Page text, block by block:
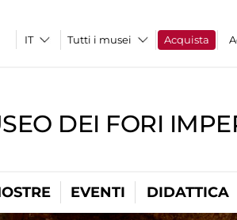
Tutti i musei Acquista
DEI FORI
EVENTI DIDATTICA